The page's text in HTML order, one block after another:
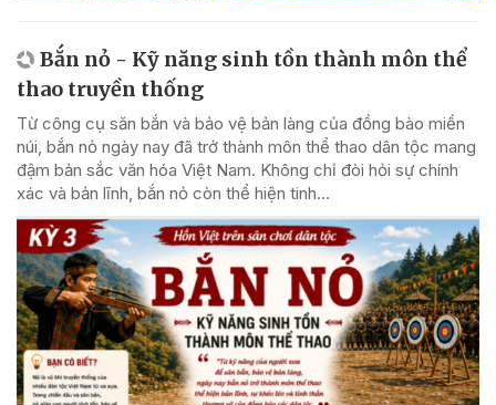
Bắn nỏ - Kỹ năng sinh tồn thành môn thể
thao truyền thống
Từ công cụ săn bắn và bảo vệ bản làng của đồng bào miền
núi, bắn nỏ ngày nay đã trở thành môn thể thao dân tộc mang
đậm bản sắc văn hóa Việt Nam. Không chỉ đòi hỏi sự chính
xác và bản lĩnh, bắn nỏ còn thể hiện tinh...